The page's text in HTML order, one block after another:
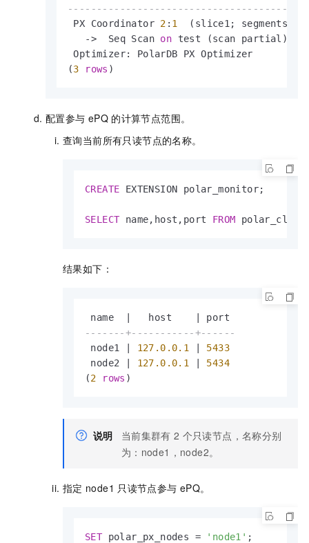
PX Coordinator 2 : 1
  (slice1; segments:
->
  Seq Scan
on test (scan partial)
Optimizer: PolarDB PX Optimizer
(3 rows )
配置参与 ePQ 的计算节点范围。
查询当前所有只读节点的名称。
CREATE EXTENSION polar_monitor;
SELECT name,host,port FROM
结果如下：
name
   host
-------+-----------+------
node1
127.0 .0.1
5433
node2
127.0 .0.1
5434
(2 rows )
说明 当前集群有 2 个只读节点，名称分别
为：node1，node2。
指定 node1 只读节点参与 ePQ。
SET polar_px_nodes = 'node1' ;